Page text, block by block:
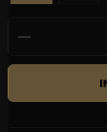
Produkt